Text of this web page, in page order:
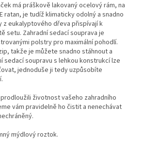
má práškově lakovaný ocelový rám, na
ratan, je tudíž klimaticky odolný a snadno
z eukalyptového dřeva přispívají k
setu. Zahradní sedací souprava je
polstry pro maximální pohodlí.
takže je můžete snadno stáhnout a
sedací soupravu s lehkou konstrukcí lze
jednoduše ji tedy uzpůsobíte
životnost vašeho zahradního
vám pravidelně ho čistit a nenechávat
mýdlový roztok.